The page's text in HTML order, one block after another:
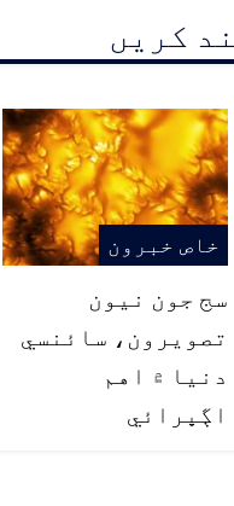
کریں
خاص خبرون
سج جون نيون
تصويرون، سائنسي
دنيا ۾ اهم
اڳڀرائي